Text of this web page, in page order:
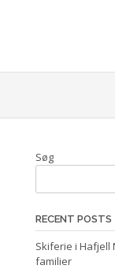
Søg
RECENT POSTS
Skiferie i Hafjell
familier